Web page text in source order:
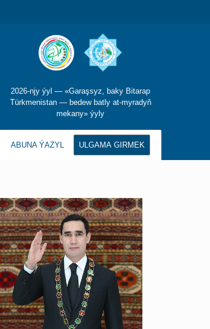
2026-njy ýyl — «Garaşsyz, baky Bitarap
Türkmenistan — bedew batly at-myradyň
mekany» ýyly
ABUNA ÝAZYL ULGAMA GIRMEK